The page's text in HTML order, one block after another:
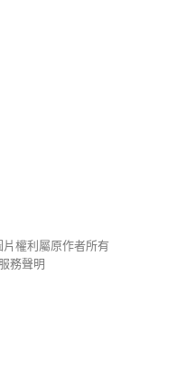
片權利屬原作者所有
服務聲明